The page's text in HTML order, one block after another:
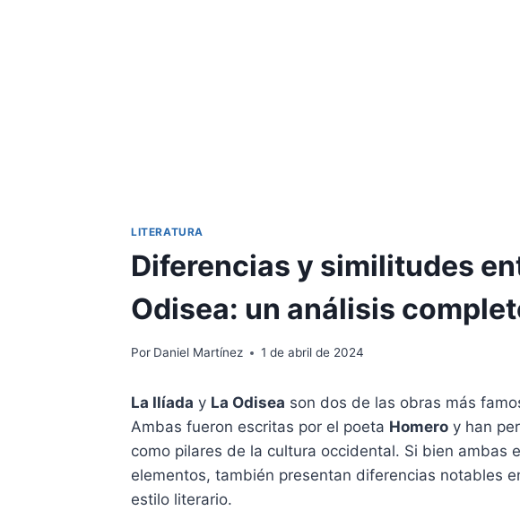
LITERATURA
Diferencias y similitudes
Odisea: un análisis
Por Daniel Martínez 1 de abril de 2024
La Ilíada y La Odisea son dos de las obras más
Ambas fueron escritas por el poeta Homero y han
como pilares de la cultura occidental. Si bien ambas
elementos, también presentan diferencias notables
estilo literario.